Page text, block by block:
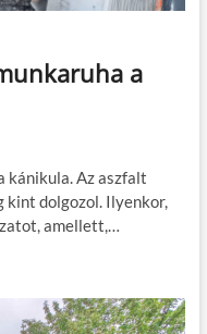
a
kánikula. Az aszfalt
kint dolgozol. Ilyenkor,
amellett,…